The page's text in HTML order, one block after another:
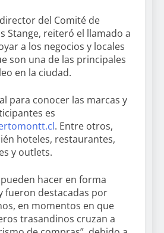
del Comité de
Stange, reiteró el llamado a
a los negocios y locales
son una de las principales
en la ciudad.
para conocer las marcas y
es
. Entre otros,
hoteles, restaurantes,
y outlets.
hacer en forma
fueron destacadas por
en momentos en que
trasandinos cruzan a